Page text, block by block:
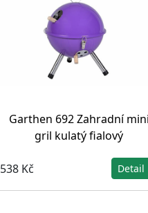
Garthen 692 Zahradní mini
gril kulatý fialový
538 Kč Detail